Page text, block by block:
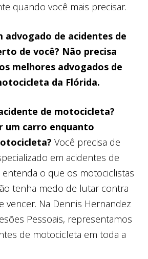
quando você mais precisar.
advogado de acidentes de
de você? Não precisa
melhores advogados de
da Flórida.
de motocicleta?
um carro enquanto
Você precisa de
em acidentes de
o que os motociclistas
tenha medo de lutar contra
vencer. Na Dennis Hernandez
Pessoais, representamos
de motocicleta em toda a